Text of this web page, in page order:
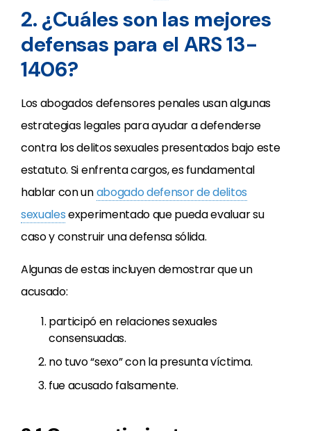
2. ¿Cuáles son las mejores
defensas para el ARS 13-
1406?
Los abogados defensores penales usan algunas
estrategias legales para ayudar a defenderse
contra los delitos sexuales presentados bajo este
estatuto. Si enfrenta cargos, es fundamental
hablar con unabogado defensor de delitos
sexualesexperimentado que pueda evaluar su
caso y construir una defensa sólida.
Algunas de estas incluyen demostrar que un
acusado:
participó en relaciones sexuales
consensuadas.
no tuvo “sexo” con la presunta víctima.
fue acusado falsamente.